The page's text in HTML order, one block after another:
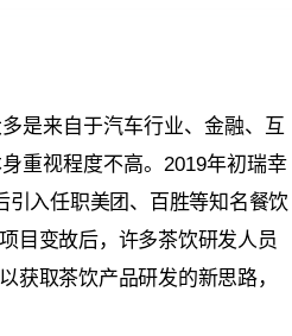
是来自于汽车行业、金融、互
重视程度不高。2019年初瑞幸
引入任职美团、百胜等知名餐饮
目变故后，许多茶饮研发人员
获取茶饮产品研发的新思路，